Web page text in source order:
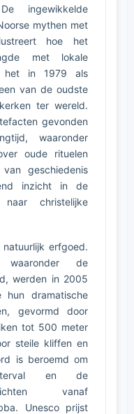
ingewikkelde
mythen met
hoe het
met lokale
het in 1979 als
van de oudste
ter wereld.
gevonden
waaronder
oude rituelen
geschiedenis
inzicht in de
christelijke
erfgoed.
de
werden in 2005
dramatische
gevormd door
tot 500 meter
steile kliffen en
is beroemd om
en de
vanaf
Unesco prijst